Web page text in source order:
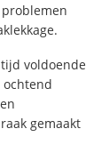
voldoende
gemaakt